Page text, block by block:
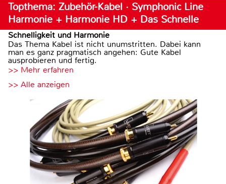
Topthema: Zubehör-Kabel · Symphonic Line
Harmonie + Harmonie HD + Das Schnelle
Schnelligkeit und Harmonie
Das Thema Kabel ist nicht unumstritten. Dabei kann
man es ganz pragmatisch angehen: Gute Kabel
ausprobieren und fertig.
>> Mehr erfahren
>> Alle anzeigen